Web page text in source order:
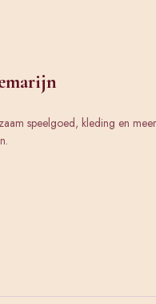
speelgoed, kleding en meer